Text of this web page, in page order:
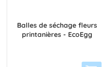
Balles de séchage fleurs
printanières - EcoEgg